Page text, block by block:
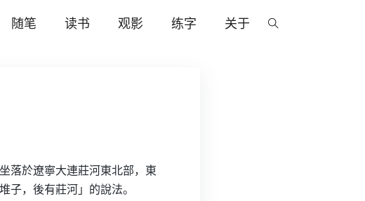
随笔 读书 观影 练字 关于
落於遼寧大連莊河東北部，東
子，後有莊河」的說法。